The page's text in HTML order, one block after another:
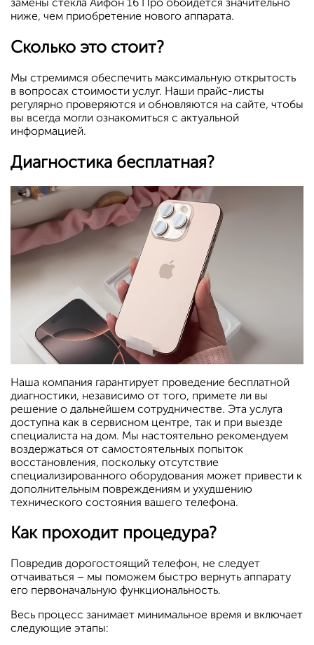
ниже, чем приобретение нового аппарата.
Сколько это стоит?
Мы стремимся обеспечить максимальную открытость
в вопросах стоимости услуг. Наши прайс-листы
регулярно проверяются и обновляются на сайте, чтобы
вы всегда могли ознакомиться с актуальной
информацией.
Диагностика бесплатная?
Наша компания гарантирует проведение бесплатной
диагностики, независимо от того, примете ли вы
решение о дальнейшем сотрудничестве. Эта услуга
доступна как в сервисном центре, так и при выезде
специалиста на дом. Мы настоятельно рекомендуем
воздержаться от самостоятельных попыток
восстановления, поскольку отсутствие
специализированного оборудования может привести к
дополнительным повреждениям и ухудшению
технического состояния вашего телефона.
Как проходит процедура?
Повредив дорогостоящий телефон, не следует
отчаиваться – мы поможем быстро вернуть аппарату
его первоначальную функциональность.
Весь процесс занимает минимальное время и включает
следующие этапы: